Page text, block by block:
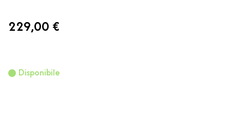
229,00 €
Disponibile